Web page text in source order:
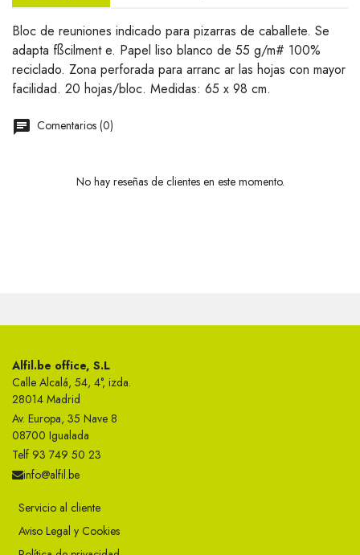
Bloc de reuniones indicado para pizarras de caballete. Se
adapta fßcilment e. Papel liso blanco de 55 g/m# 100%
reciclado. Zona perforada para arranc ar las hojas con mayor
facilidad. 20 hojas/bloc. Medidas: 65 x 98 cm.
Comentarios (0)
No hay reseñas de clientes en este momento.
Alfil.be office, S.L
Calle Alcalá, 54, 4°, izda.
28014 Madrid
Av. Europa, 35 Nave 8
08700 Igualada
Telf 93 749 50 23
info@alfil.be
Servicio al cliente
Aviso Legal y Cookies